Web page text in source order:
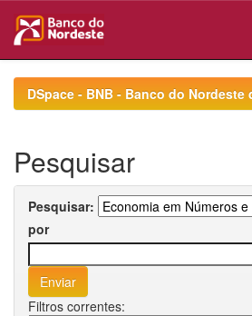
navigationDSpace - BNB - Banco do Nordeste
Pesquisar
Pesquisar:
por
Filtros correntes: